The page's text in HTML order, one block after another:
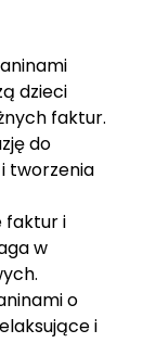
dzieci
faktur.
do
tworzenia
faktur i
w
o
i